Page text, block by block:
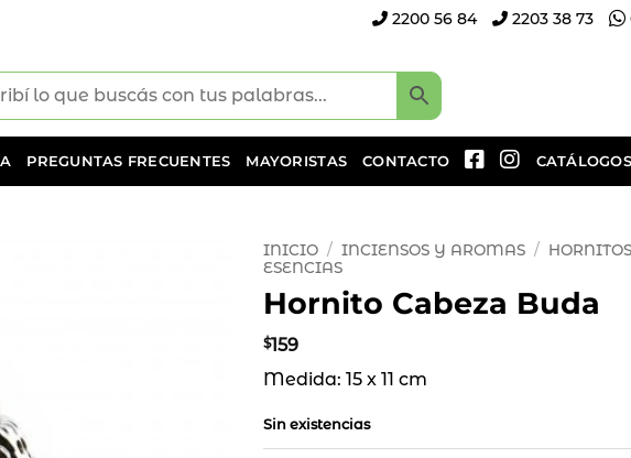
2200 56 84 2203 38 73
PREGUNTAS FRECUENTES MAYORISTAS CONTACTO
INICIO / INCIENSOS Y AROMAS /
ESENCIAS
Hornito Cabeza Buda
$159
Medida: 15 x 11 cm
Sin existencias